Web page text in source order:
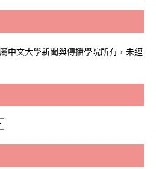
中文大學新聞與傳播學院所有，未經